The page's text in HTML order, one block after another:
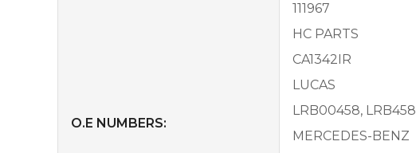
O.E NUMBERS:
111967
HC PARTS
CA1342IR
LUCAS
LRB00458, LRB458
MERCEDES-BENZ